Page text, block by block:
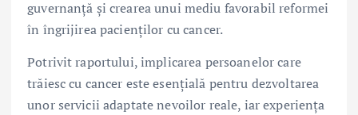
guvernanță și crearea unui mediu favorabil reformei
în îngrijirea pacienților cu cancer.
Potrivit raportului, implicarea persoanelor care
trăiesc cu cancer este esențială pentru dezvoltarea
unor servicii adaptate nevoilor reale, iar experiența